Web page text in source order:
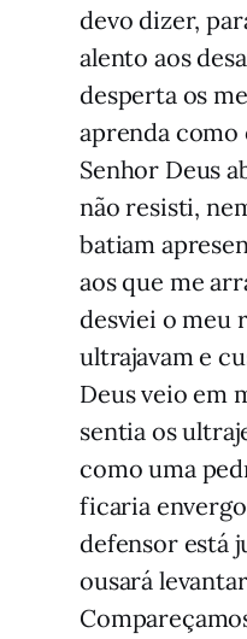
devo dizer,
alento aos
desperta os
aprenda como
Senhor Deus
não resisti,
batiam
aos que me
desviei o meu
ultrajavam e
Deus veio em
sentia os
como uma
ficaria
defensor está
ousará